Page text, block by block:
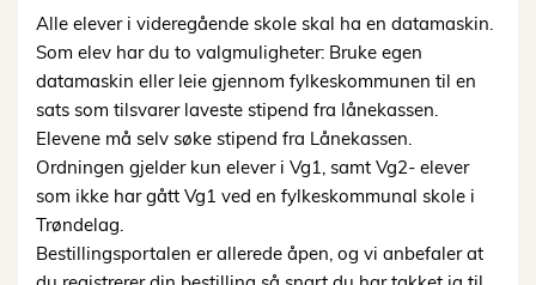
Alle elever i videregående skole skal ha en datamaskin.
Som elev har du to valgmuligheter: Bruke egen
datamaskin eller leie gjennom fylkeskommunen til en
sats som tilsvarer laveste stipend fra lånekassen.
Elevene må selv søke stipend fra Lånekassen.
Ordningen gjelder kun elever i Vg1, samt Vg2- elever
som ikke har gått Vg1 ved en fylkeskommunal skole i
Trøndelag.
Bestillingsportalen er allerede åpen, og vi anbefaler at